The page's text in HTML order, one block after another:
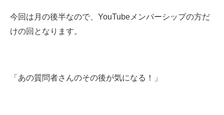
今回は月の後半なので、YouTubeメンバーシップの方だ
けの回となります。
「あの質問者さんのその後が気になる！」